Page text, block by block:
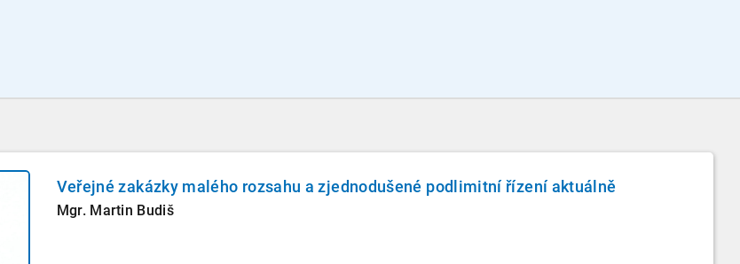
Veřejné zakázky malého rozsahu a zjednodušené podlimitní řízení aktuálně
Mgr. Martin Budiš